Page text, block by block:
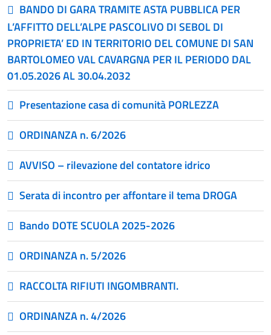
BANDO DI GARA TRAMITE ASTA PUBBLICA PER
L’AFFITTO DELL’ALPE PASCOLIVO DI SEBOL DI
PROPRIETA’ ED IN TERRITORIO DEL COMUNE DI SAN
BARTOLOMEO VAL CAVARGNA PER IL PERIODO DAL
01.05.2026 AL 30.04.2032
Presentazione casa di comunità PORLEZZA
ORDINANZA n. 6/2026
AVVISO – rilevazione del contatore idrico
Serata di incontro per affontare il tema DROGA
Bando DOTE SCUOLA 2025-2026
ORDINANZA n. 5/2026
RACCOLTA RIFIUTI INGOMBRANTI.
ORDINANZA n. 4/2026